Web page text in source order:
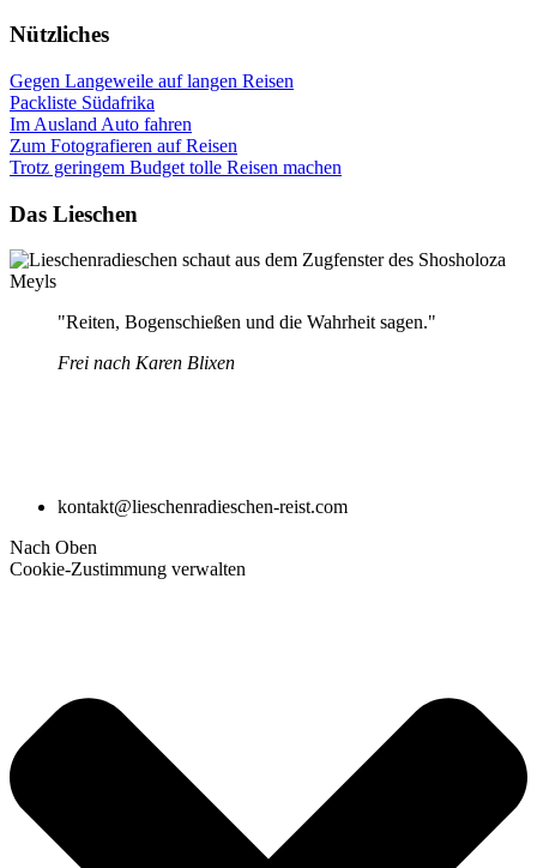
Nützliches
Gegen Langeweile auf langen Reisen
Packliste Südafrika
Im Ausland Auto fahren
Zum Fotografieren auf Reisen
Trotz geringem Budget tolle Reisen machen
Das Lieschen
"Reiten, Bogenschießen und die Wahrheit sagen."
Frei nach Karen Blixen
kontakt@lieschenradieschen-reist.com
Nach Oben
Cookie-Zustimmung verwalten